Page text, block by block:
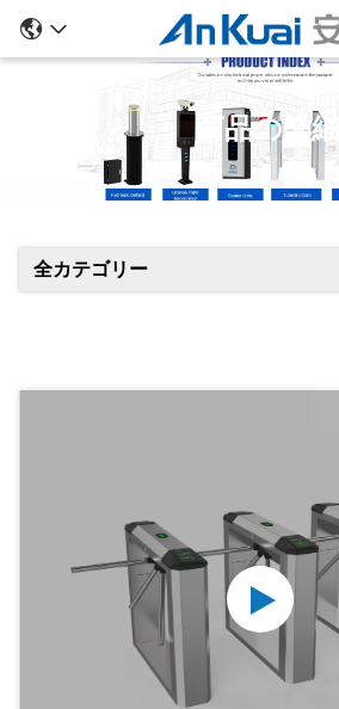
商品の詳細
全カテゴリー